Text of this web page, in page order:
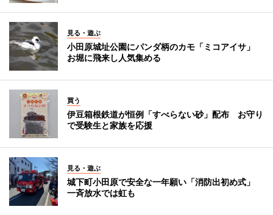
見る・遊ぶ
小田原城址公園にパンダ柄のカモ「ミコアイサ」
お堀に飛来し人気集める
買う
伊豆箱根鉄道が恒例「すべらない砂」配布 お守り
で受験生と家族を応援
見る・遊ぶ
城下町小田原で安全な一年願い「消防出初め式」
一斉放水では虹も